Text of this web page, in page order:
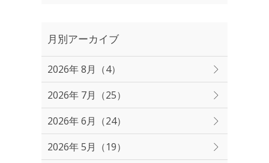
月別アーカイブ
2026年 8月（4）
2026年 7月（25）
2026年 6月（24）
2026年 5月（19）